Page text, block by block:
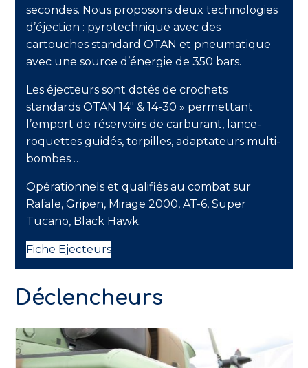
secondes. Nous proposons deux technologies
d’éjection : pyrotechnique avec des
cartouches standard OTAN et pneumatique
avec une source d’énergie de 350 bars.
Les éjecteurs sont dotés de crochets
standards OTAN 14″ & 14-30 » permettant
l’emport de réservoirs de carburant, lance-
roquettes guidés, torpilles, adaptateurs multi-
bombes …
Opérationnels et qualifiés au combat sur
Rafale, Gripen, Mirage 2000, AT-6, Super
Tucano, Black Hawk.
Fiche Ejecteurs
Déclencheurs